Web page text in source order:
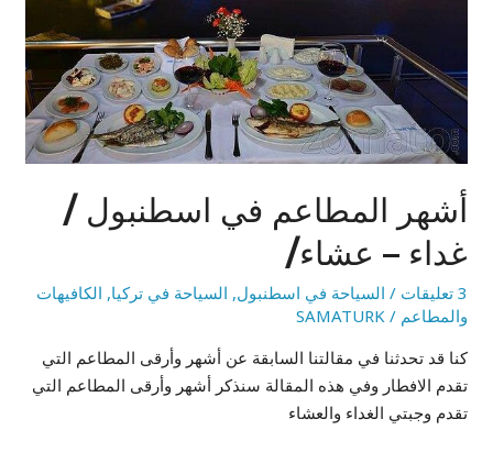
أشهر المطاعم في اسطنبول /
غداء – عشاء/
3 تعليقات / السياحة في اسطنبول, السياحة في تركيا, الكافيهات
والمطاعم /
SAMATURK
كنا قد تحدثنا في مقالتنا السابقة عن أشهر وأرقى المطاعم التي
تقدم الافطار وفي هذه المقالة سنذكر أشهر وأرقى المطاعم التي
تقدم وجبتي الغداء والعشاء
عشاء/